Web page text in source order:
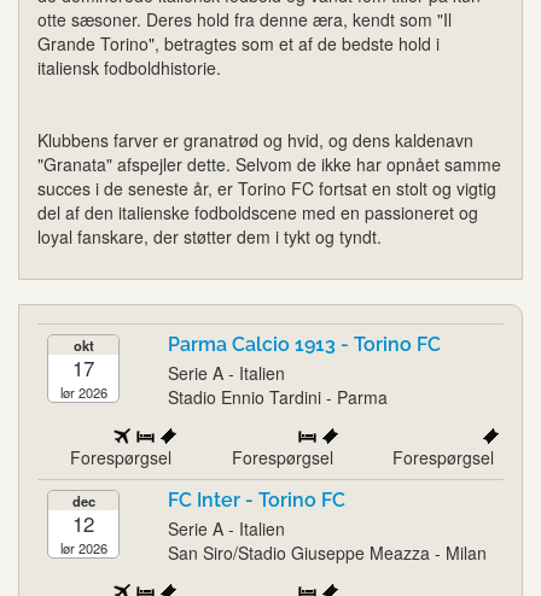
otte sæsoner. Deres hold fra denne æra, kendt som "Il
Grande Torino", betragtes som et af de bedste hold i
italiensk fodboldhistorie.
Klubbens farver er granatrød og hvid, og dens kaldenavn
"Granata" afspejler dette. Selvom de ikke har opnået samme
succes i de seneste år, er Torino FC fortsat en stolt og vigtig
del af den italienske fodboldscene med en passioneret og
loyal fanskare, der støtter dem i tykt og tyndt.
okt
17
lør 2026
Parma Calcio 1913 - Torino FC
Serie A - Italien
Stadio Ennio Tardini - Parma
Forespørgsel Forespørgsel Forespørgsel
dec
12
lør 2026
FC Inter - Torino FC
Serie A - Italien
San Siro/Stadio Giuseppe Meazza - Milan